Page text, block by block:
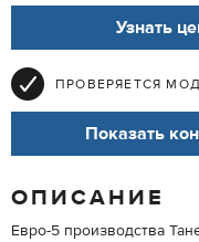
Узнать
ПРОВЕРЯЕТСЯ
Показать
ОПИСАНИЕ
Евро-5 производства